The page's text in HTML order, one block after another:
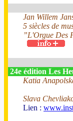
Jan Willem
5 siècles de
”L'Orgue Des
24e édition Les
Katia
Slava
Lien :